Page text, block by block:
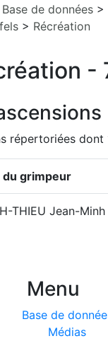
Base de données >
> Récréation
-
répertoriées dont
du grimpeur
THIEU Jean-Minh
Menu
Base de
Médias